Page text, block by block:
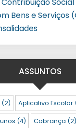
Bens e Serviços
ASSUNTOS
(2) Aplicativo Escolar
(4) Cobrança (2)